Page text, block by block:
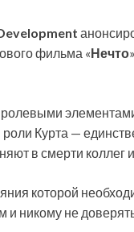
фильма «Нечто
роли Курта —
в смерти коллег
которой
никому не